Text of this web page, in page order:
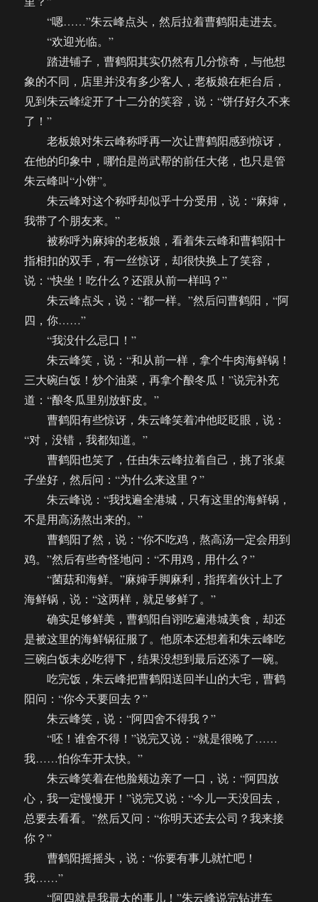
“嗯……”朱云峰点头，然后拉着曹鹤阳走进去。
“欢迎光临。”
踏进铺子，曹鹤阳其实仍然有几分惊奇，与他想
象的不同，店里并没有多少客人，老板娘在柜台后，
见到朱云峰绽开了十二分的笑容，说：“饼仔好久不来
了！”
老板娘对朱云峰称呼再一次让曹鹤阳感到惊讶，
在他的印象中，哪怕是尚武帮的前任大佬，也只是管
朱云峰叫“小饼”。
朱云峰对这个称呼却似乎十分受用，说：“麻婶，
我带了个朋友来。”
被称呼为麻婶的老板娘，看着朱云峰和曹鹤阳十
指相扣的双手，有一丝惊讶，却很快换上了笑容，
说：“快坐！吃什么？还跟从前一样吗？”
朱云峰点头，说：“都一样。”然后问曹鹤阳，“阿
四，你……”
“我没什么忌口！”
朱云峰笑，说：“和从前一样，拿个牛肉海鲜锅！
三大碗白饭！炒个油菜，再拿个酿冬瓜！”说完补充
道：“酿冬瓜里别放虾皮。”
曹鹤阳有些惊讶，朱云峰笑着冲他眨眨眼，说：
“对，没错，我都知道。”
曹鹤阳也笑了，任由朱云峰拉着自己，挑了张桌
子坐好，然后问：“为什么来这里？”
朱云峰说：“我找遍全港城，只有这里的海鲜锅，
不是用高汤熬出来的。”
曹鹤阳了然，说：“你不吃鸡，熬高汤一定会用到
鸡。”然后有些奇怪地问：“不用鸡，用什么？”
“菌菇和海鲜。”麻婶手脚麻利，指挥着伙计上了
海鲜锅，说：“这两样，就足够鲜了。”
确实足够鲜美，曹鹤阳自诩吃遍港城美食，却还
是被这里的海鲜锅征服了。他原本还想着和朱云峰吃
三碗白饭未必吃得下，结果没想到最后还添了一碗。
吃完饭，朱云峰把曹鹤阳送回半山的大宅，曹鹤
阳问：“你今天要回去？”
朱云峰笑，说：“阿四舍不得我？”
“呸！谁舍不得！”说完又说：“就是很晚了……
我……怕你车开太快。”
朱云峰笑着在他脸颊边亲了一口，说：“阿四放
心，我一定慢慢开！”说完又说：“今儿一天没回去，
总要去看看。”然后又问：“你明天还去公司？我来接
你？”
曹鹤阳摇摇头，说：“你要有事儿就忙吧！
我……”
“阿四就是我最大的事儿！”朱云峰说完钻进车